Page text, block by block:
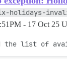
holidays-
- 17 Oct 25
the list of